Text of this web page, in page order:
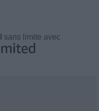
sans limite avec